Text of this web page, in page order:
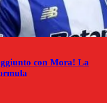
con Mora! La